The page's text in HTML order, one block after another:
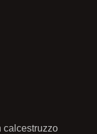
calcestruzzo